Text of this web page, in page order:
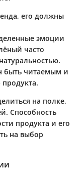
его должны
эмоции
часто
быть читаемым и
на полке,
Способность
продукта и его
на выбор